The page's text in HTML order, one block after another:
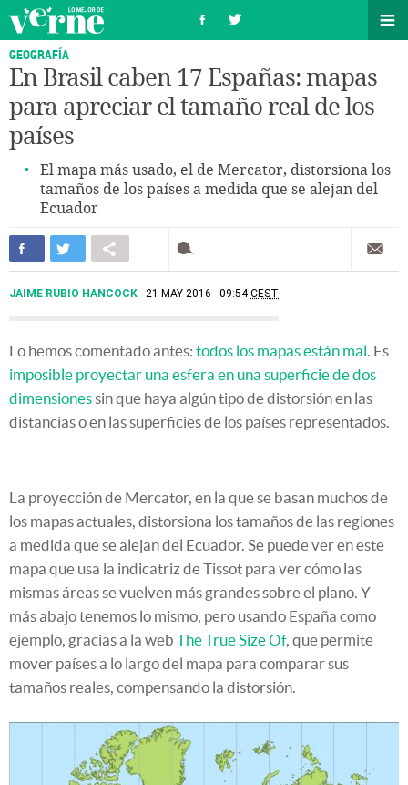
GEOGRAFÍA
En Brasil caben 17 Españas: mapas
para apreciar el tamaño real de los
países
El mapa más usado, el de Mercator, distorsiona los
tamaños de los países a medida que se alejan del
Ecuador
JAIME RUBIO HANCOCK 21 MAY 2016 - 09:54CEST
Lo hemos comentado antes: todos los mapas están mal. Es
imposible proyectar una esfera en una superficie de dos
dimensionessin que haya algún tipo de distorsión en las
distancias o en las superficies de los países representados.
La proyección de Mercator, en la que se basan muchos de
los mapas actuales, distorsiona los tamaños de las regiones
a medida que se alejan del Ecuador. Se puede ver en este
mapa que usa la indicatriz de Tissot para ver cómo las
mismas áreas se vuelven más grandes sobre el plano. Y
más abajo tenemos lo mismo, pero usando España como
ejemplo, gracias a la web The True Size Of, que permite
mover países a lo largo del mapa para comparar sus
tamaños reales, compensando la distorsión.